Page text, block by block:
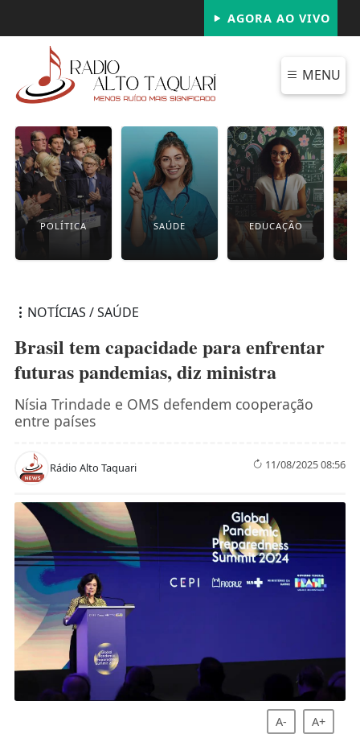
AGORA AO VIVO
MENU
POLÍTICA SAÚDE EDUCAÇÃO
NOTÍCIAS / SAÚDE
Brasil tem capacidade para enfrentar
futuras pandemias, diz ministra
Nísia Trindade e OMS defendem cooperação
entre países
Rádio Alto Taquari 11/08/2025 08:56
A- A+